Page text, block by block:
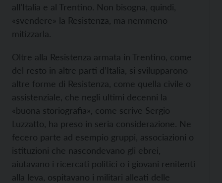
all’Italia e al Trentino. Non bisogna, quindi,
«svendere» la Resistenza, ma nemmeno
mitizzarla.
Oltre alla Resistenza armata in Trentino, come
del resto in altre parti d’Italia, si svilupparono
altre forme di Resistenza, come quella civile o
assistenziale, che negli ultimi decenni la
«buona storiografia», come scrive Sergio
Luzzatto, ha preso in seria considerazione. Ne
fecero parte ad esempio gruppi, associazioni o
istituzioni che nascondevano gli ebrei,
aiutavano i ricercati politici o i giovani renitenti
alla leva, ospitavano i militari alleati delle